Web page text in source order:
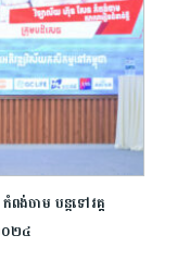
ចាម បន្តទៅវគ្គ
០២៤